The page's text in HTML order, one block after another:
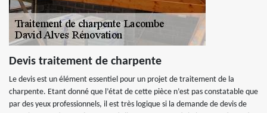
Devis traitement de charpente
Le devis est un élément essentiel pour un projet de traitement de la
charpente. Etant donné que l’état de cette pièce n’est pas constatable que
par des yeux professionnels, il est très logique si la demande de devis de